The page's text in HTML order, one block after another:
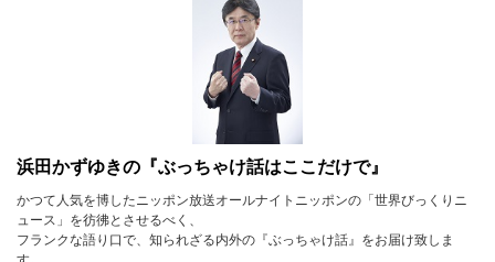
浜田かずゆきの『ぶっちゃけ話はここだけで』
かつて人気を博したニッポン放送オールナイトニッポンの「世界びっくりニ
ュース」を彷彿とさせるべく、
フランクな語り口で、知られざる内外の『ぶっちゃけ話』をお届け致しま